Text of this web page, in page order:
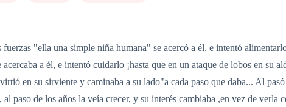
"ella una simple niña humana" se acercó a él, e intentó
a él, e intentó cuidarlo ¡hasta que en un ataque de lobos en
en su sirviente y caminaba a su lado"a cada paso que daba... Al
al paso de los años la veía crecer, y su interés cambiaba ,en vez de